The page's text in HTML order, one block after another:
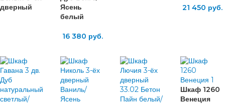
дверный
Ясень
белый
16 380 руб.
21 450 руб.
Шкаф 1260
Венеция